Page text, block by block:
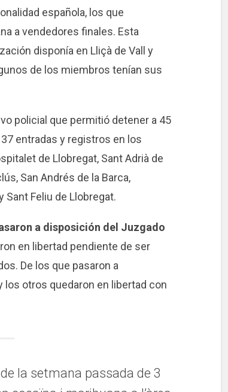
española, los que
a vendedores finales. Esta
disponía en Lliçà de Vall y
de los miembros tenían sus
policial que permitió detener a 45
entradas y registros en los
de Llobregat, Sant Adrià de
San Andrés de la Barca,
Sant Feliu de Llobregat.
a disposición del Juzgado
en libertad pendiente de ser
De los que pasaron a
los otros quedaron en libertad con
la setmana passada de 3